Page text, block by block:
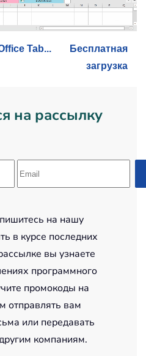
Tab...
Бесплатная
загрузка
на рассылку
на нашу
в курсе последних
вы узнаете
программного
промокоды на
отправлять вам
или передавать
компаниям.